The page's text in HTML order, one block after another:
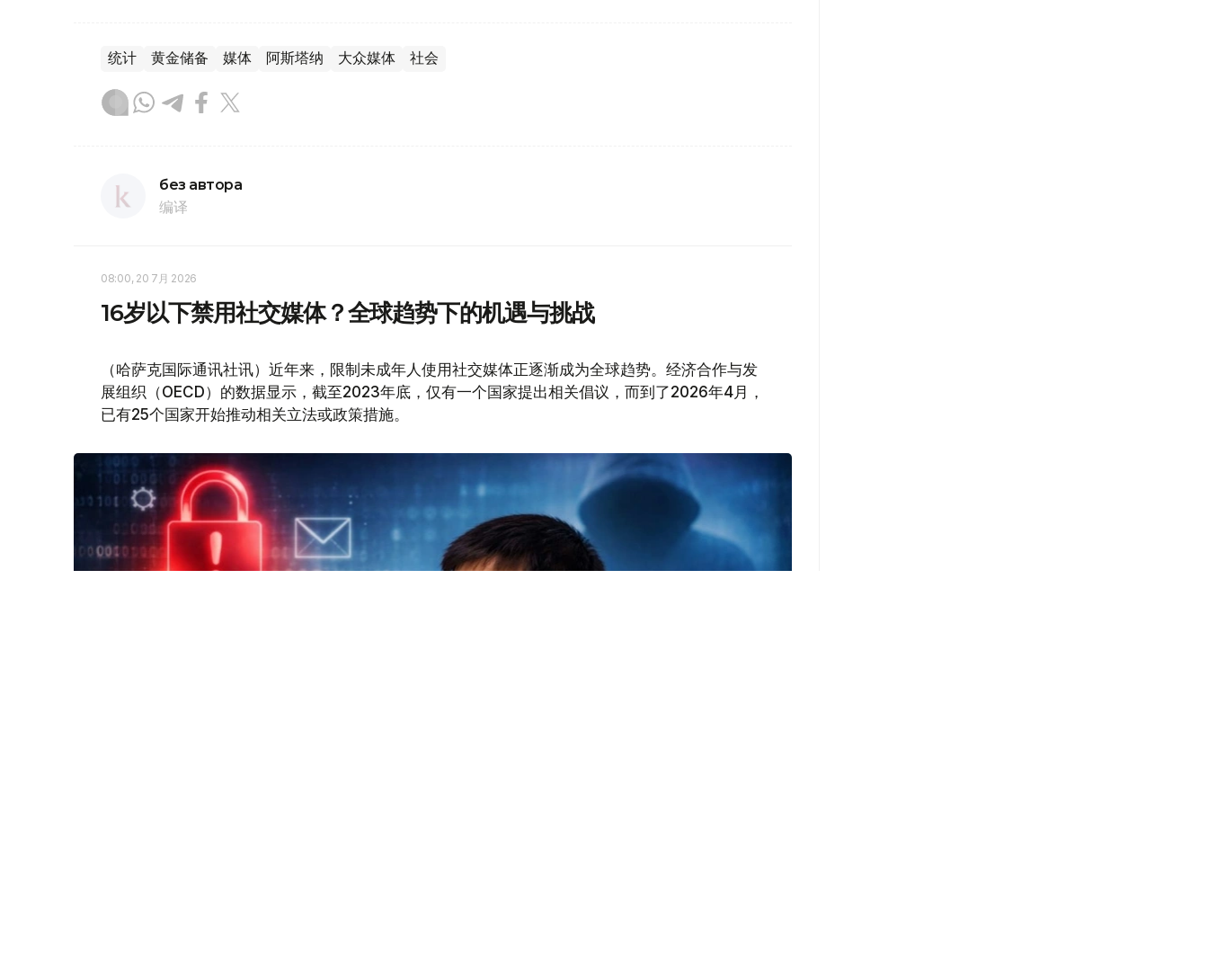
统计 黄金储备 媒体 阿斯塔纳 大众媒体 社会
без автора
编译
08:00, 20 7月 2026
16岁以下禁用社交媒体？全球趋势下的机遇与挑战
（哈萨克国际通讯社讯）近年来，限制未成年人使用社交媒体正逐渐成为全球趋势。经济合作与发
展组织（OECD）的数据显示，截至2023年底，仅有一个国家提出相关倡议，而到了2026年4月，
已有25个国家开始推动相关立法或政策措施。